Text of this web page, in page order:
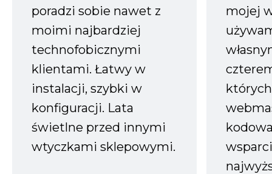
poradzi sobie nawet z
moimi najbardziej
technofobicznymi
klientami. Łatwy w
instalacji, szybki w
konfiguracji. Lata
świetlne przed innymi
wtyczkami sklepowymi.
mojej